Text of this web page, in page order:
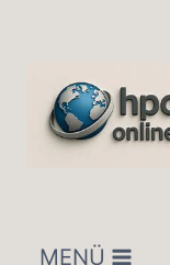
MENÜ